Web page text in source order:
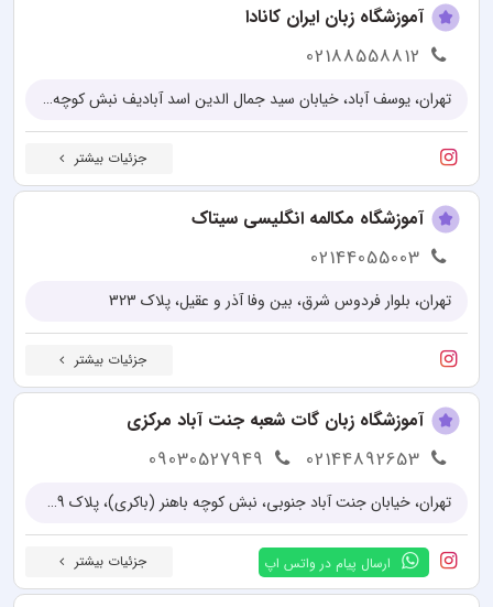
آموزشگاه زبان ایران کانادا
02188558812
تهران، یوسف آباد، خیابان سید جمال الدین اسد آبادیف نبش کوچه 22، پلاک 196
جزئیات بیشتر
آموزشگاه مکالمه انگلیسی سیتاک
02144055003
تهران، بلوار فردوس شرق، بین وفا آذر و عقیل، پلاک 323
جزئیات بیشتر
آموزشگاه زبان گات شعبه جنت آباد مرکزی
02144892653
09030527949
تهران، خیابان جنت آباد جنوبی، نبش کوچه باهنر (باکری)، پلاک 239
ارسال پیام در واتس اپ جزئیات بیشتر